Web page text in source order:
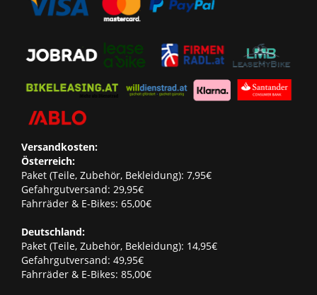
Versandkosten:
Österreich:
Paket (Teile, Zubehör, Bekleidung): 7,95€
Gefahrgutversand: 29,95€
Fahrräder & E-Bikes: 65,00€
Deutschland:
Paket (Teile, Zubehör, Bekleidung): 14,95€
Gefahrgutversand: 49,95€
Fahrräder & E-Bikes: 85,00€